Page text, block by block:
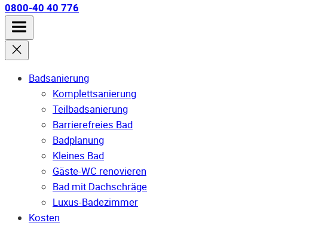
0800-40 40 776
Badsanierung
Komplettsanierung
Teilbadsanierung
Barrierefreies Bad
Badplanung
Kleines Bad
Gäste-WC renovieren
Bad mit Dachschräge
Luxus-Badezimmer
Kosten